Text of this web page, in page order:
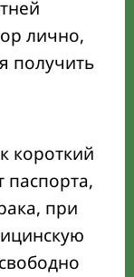
лично,
получить
короткий
паспорта,
при